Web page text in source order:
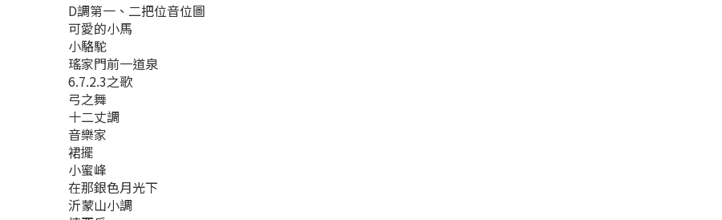
D調第一、二把位音位圖
可愛的小馬
小駱駝
瑤家門前一道泉
6.7.2.3之歌
弓之舞
十二丈調
音樂家
裙擺
小蜜峰
在那銀色月光下
沂蒙山小調